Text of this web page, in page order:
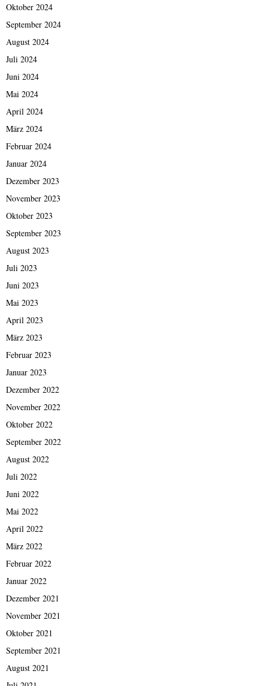
Oktober 2024
September 2024
August 2024
Juli 2024
Juni 2024
Mai 2024
April 2024
März 2024
Februar 2024
Januar 2024
Dezember 2023
November 2023
Oktober 2023
September 2023
August 2023
Juli 2023
Juni 2023
Mai 2023
April 2023
März 2023
Februar 2023
Januar 2023
Dezember 2022
November 2022
Oktober 2022
September 2022
August 2022
Juli 2022
Juni 2022
Mai 2022
April 2022
März 2022
Februar 2022
Januar 2022
Dezember 2021
November 2021
Oktober 2021
September 2021
August 2021